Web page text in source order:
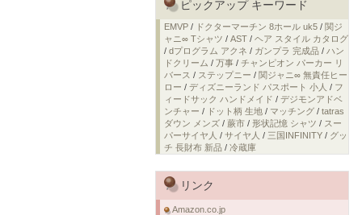
ピックアップ キーワード
EMVP / ドクターマーチン 8ホール uk5 / 関ジ
ャニ∞ Tシャツ / AST / ヘア スタイル カタログ
/ dプログラム アクネ / ガンプラ 完成品 / ハン
ドクリーム / 万事 / チャンピオン パーカー リ
バース / ステップニー / 関ジャニ∞ 無責任ヒー
ロー / ディズニーランド パスポート 小人 / フ
ィードサック ハンドメイド / デジモンアドベ
ンチャー / ドット柄 生地 / マッチング / tatras
ダウン メンズ / 蕨市 / 形状記憶 シャツ / スー
パーサイヤ人 / サイヤ人 / 三国INFINITY / グッ
チ 長財布 新品 / 冷蔵庫
リンク
Amazon.co.jp